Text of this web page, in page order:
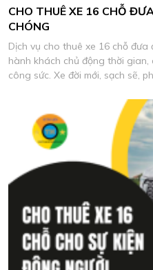
CHO THUÊ XE 16 CHỖ
CHÓNG
Dịch vụ cho thuê xe 16 chỗ
hành khách chủ động thời
công sức. Xe đời mới, sạch sẽ,